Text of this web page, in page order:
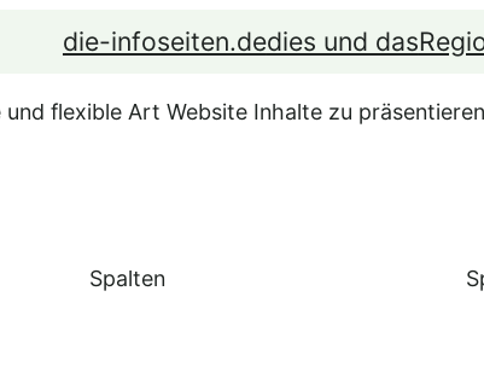
die-infoseiten.dedies und das
flexible Art Website Inhalte zu
Spalten